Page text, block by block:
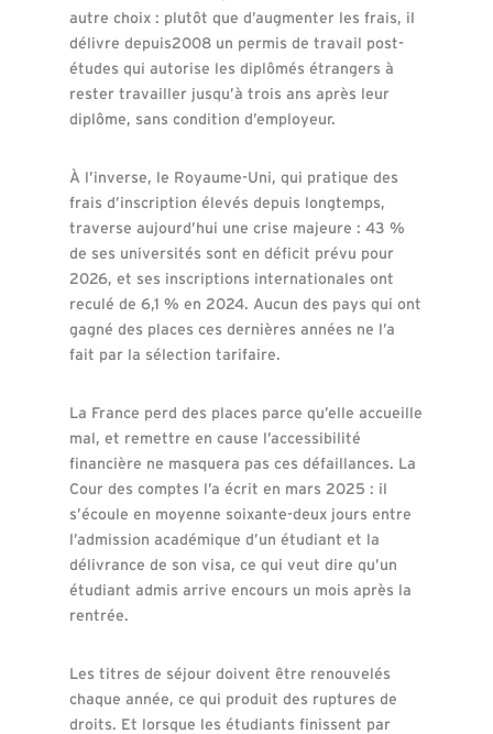
autre choix : plutôt que d’augmenter les frais, il
délivre depuis2008 un permis de travail post-
études qui autorise les diplômés étrangers à
rester travailler jusqu’à trois ans après leur
diplôme, sans condition d’employeur.
À l’inverse, le Royaume-Uni, qui pratique des
frais d’inscription élevés depuis longtemps,
traverse aujourd’hui une crise majeure : 43 %
de ses universités sont en déficit prévu pour
2026, et ses inscriptions internationales ont
reculé de 6,1 % en 2024. Aucun des pays qui ont
gagné des places ces dernières années ne l’a
fait par la sélection tarifaire.
La France perd des places parce qu’elle accueille
mal, et remettre en cause l’accessibilité
financière ne masquera pas ces défaillances. La
Cour des comptes l’a écrit en mars 2025 : il
s’écoule en moyenne soixante-deux jours entre
l’admission académique d’un étudiant et la
délivrance de son visa, ce qui veut dire qu’un
étudiant admis arrive encours un mois après la
rentrée.
Les titres de séjour doivent être renouvelés
chaque année, ce qui produit des ruptures de
droits. Et lorsque les étudiants finissent par